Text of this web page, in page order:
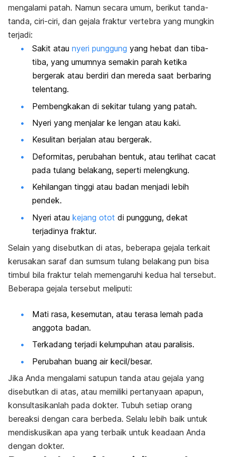
mengalami patah. Namun secara umum, berikut tanda-
tanda, ciri-ciri, dan gejala fraktur vertebra yang mungkin
terjadi:
Sakit atau nyeri punggung yang hebat dan tiba-
tiba, yang umumnya semakin parah ketika
bergerak atau berdiri dan mereda saat berbaring
telentang.
Pembengkakan di sekitar tulang yang patah.
Nyeri yang menjalar ke lengan atau kaki.
Kesulitan berjalan atau bergerak.
Deformitas, perubahan bentuk, atau terlihat cacat
pada tulang belakang, seperti melengkung.
Kehilangan tinggi atau badan menjadi lebih
pendek.
Nyeri atau kejang otot di punggung, dekat
terjadinya fraktur.
Selain yang disebutkan di atas, beberapa gejala terkait
kerusakan saraf dan sumsum tulang belakang pun bisa
timbul bila fraktur telah memengaruhi kedua hal tersebut.
Beberapa gejala tersebut meliputi:
Mati rasa, kesemutan, atau terasa lemah pada
anggota badan.
Terkadang terjadi kelumpuhan atau paralisis.
Perubahan buang air kecil/besar.
Jika Anda mengalami satupun tanda atau gejala yang
disebutkan di atas, atau memiliki pertanyaan apapun,
konsultasikanlah pada dokter. Tubuh setiap orang
bereaksi dengan cara berbeda. Selalu lebih baik untuk
mendiskusikan apa yang terbaik untuk keadaan Anda
dengan dokter.